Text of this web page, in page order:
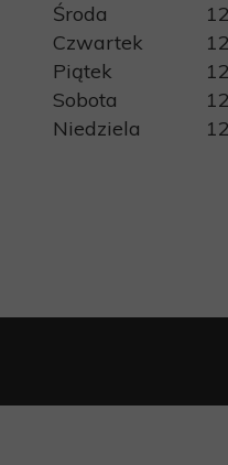
Środa
Czwartek
Piątek
Sobota
Niedziela